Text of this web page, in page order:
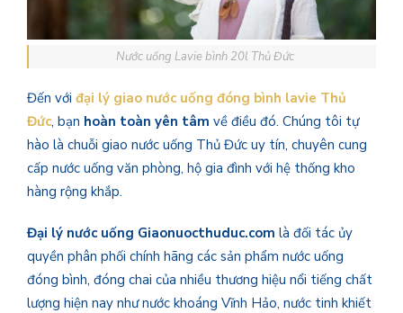
Nước uống Lavie bình 20l Thủ Đức
Đến với đại lý giao nước uống đóng bình lavie Thủ
Đức, bạn hoàn toàn yên tâm về điều đó. Chúng tôi tự
hào là chuỗi giao nước uống Thủ Đức uy tín, chuyên cung
cấp nước uống văn phòng, hộ gia đình với hệ thống kho
hàng rộng khắp.
Đại lý nước uống Giaonuocthuduc.com là đối tác ủy
quyền phân phối chính hãng các sản phẩm nước uống
đóng bình, đóng chai của nhiều thương hiệu nổi tiếng chất
lượng hiện nay như nước khoáng Vĩnh Hảo, nước tinh khiết